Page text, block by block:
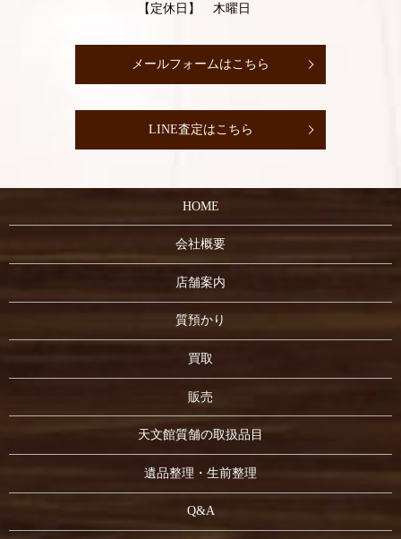
【定休日】 木曜日
メールフォームはこちら
LINE査定はこちら
HOME
会社概要
店舗案内
質預かり
買取
販売
天文館質舗の取扱品目
遺品整理・生前整理
Q&A